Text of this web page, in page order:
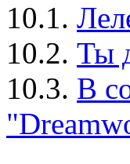
10.1.
10.2. Ты
10.3. В